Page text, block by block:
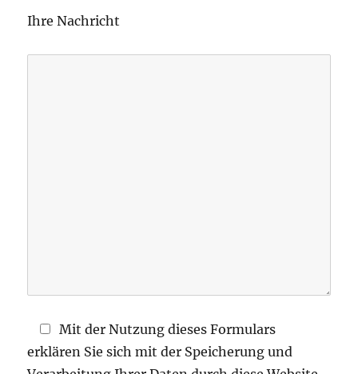
s
l
e
Ihre Nachricht
Mit der Nutzung dieses Formulars
erklären Sie sich mit der Speicherung und